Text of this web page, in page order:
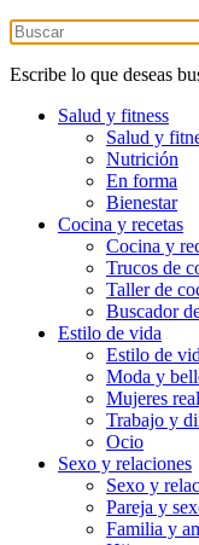
Escribe lo que deseas
Salud y fitness
Salud y
Nutrición
En forma
Bienestar
Cocina y recetas
Cocina y
Trucos de
Taller de
Buscador
Estilo de vida
Estilo de
Moda y
Mujeres
Trabajo y
Ocio
Sexo y relaciones
Sexo y
Pareja y
Familia y